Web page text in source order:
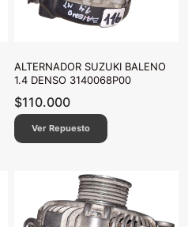
ALTERNADOR SUZUKI BALENO
1.4 DENSO 3140068P00
$110.000
Ver Repuesto